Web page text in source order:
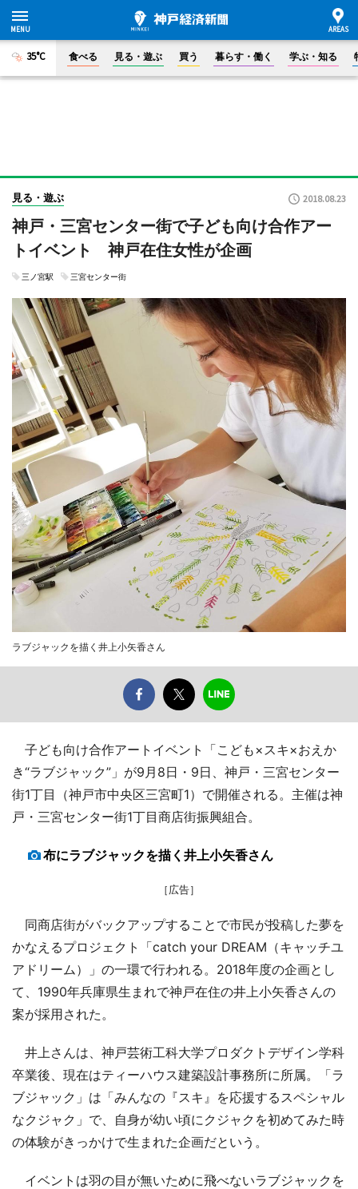
35°C 食べる 見る・遊ぶ 買う 暮らす・働く 学ぶ・知る
見る・遊ぶ 2018.08.23
神戸・三宮センター街で子ども向け合作アー
トイベント 神戸在住女性が企画
三ノ宮駅 三宮センター街
ラブジャックを描く井上小矢香さん
子ども向け合作アートイベント「こども×スキ×おえか
き“ラブジャック”」が9月8日・9日、神戸・三宮センター
街1丁目（神戸市中央区三宮町1）で開催される。主催は神
戸・三宮センター街1丁目商店街振興組合。
布にラブジャックを描く井上小矢香さん
［広告］
同商店街がバックアップすることで市民が投稿した夢を
かなえるプロジェクト「catch your DREAM（キャッチユ
アドリーム）」の一環で行われる。2018年度の企画とし
て、1990年兵庫県生まれで神戸在住の井上小矢香さんの
案が採用された。
井上さんは、神戸芸術工科大学プロダクトデザイン学科
卒業後、現在はティーハウス建築設計事務所に所属。「ラ
ブジャック」は「みんなの『スキ』を応援するスペシャル
なクジャク」で、自身が幼い頃にクジャクを初めてみた時
の体験がきっかけで生まれた企画だという。
イベントは羽の目が無いために飛べないラブジャックを